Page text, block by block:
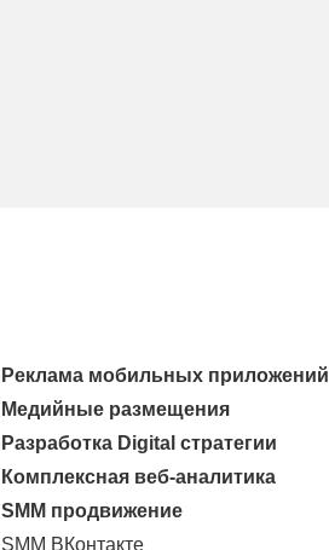
Реклама мобильных приложений
Медийные размещения
Разработка Digital стратегии
Комплексная веб-аналитика
SMM продвижение
SMM ВКонтакте